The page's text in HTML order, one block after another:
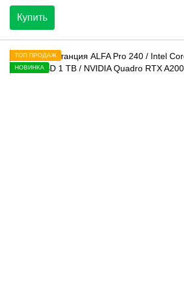
Купить
ТОП ПРОДАЖ
НОВИНКА